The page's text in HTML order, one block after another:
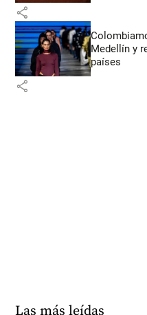
share
Medellín y
países
share
Las más leídas